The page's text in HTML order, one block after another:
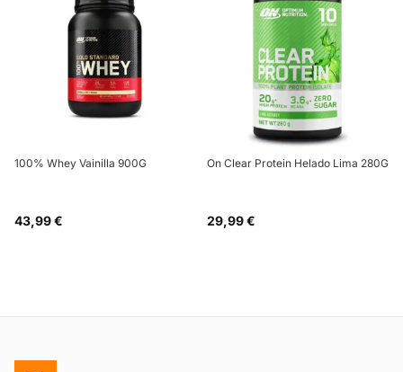
100% Whey Vainilla 900G
43,99 €
On Clear Protein Helado Lima 280G
29,99 €